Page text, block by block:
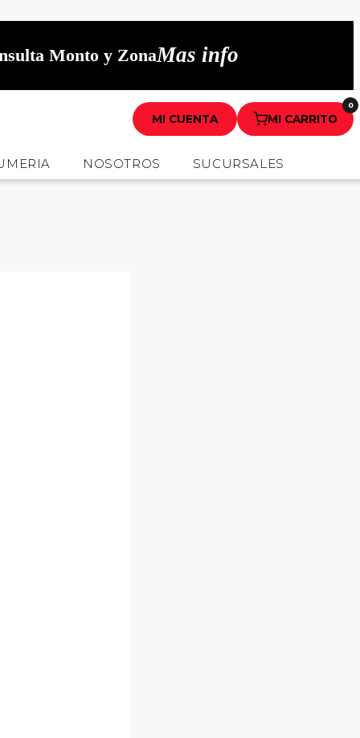
Monto y ZonaMas info
MI CUENTA MI CARRITO
0
NOSOTROS SUCURSALES